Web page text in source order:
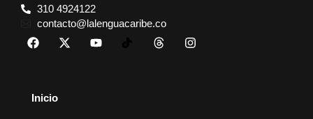
310 4924122
contacto@lalenguacaribe.co
Inicio